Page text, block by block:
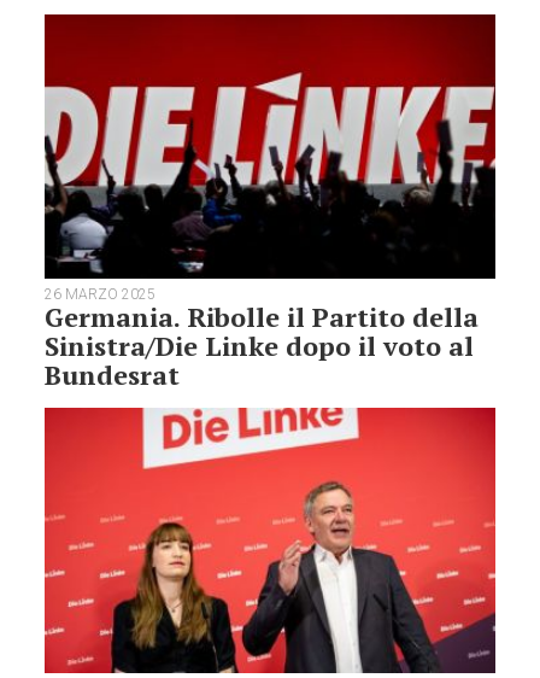
26 MARZO 2025
Germania. Ribolle il Partito della
Sinistra/Die Linke dopo il voto al
Bundesrat